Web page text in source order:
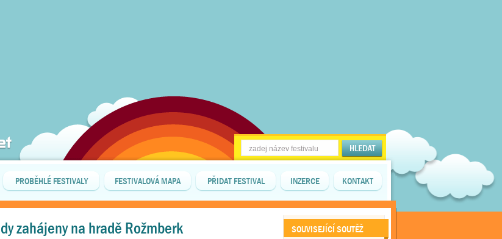
PROBĚHLÉ FESTIVALY FESTIVALOVÁ MAPA PŘIDAT FESTIVAL INZERCE KONTAKT
zahájeny na hradě Rožmberk SOUVISEJÍCÍ SOUTĚŽ